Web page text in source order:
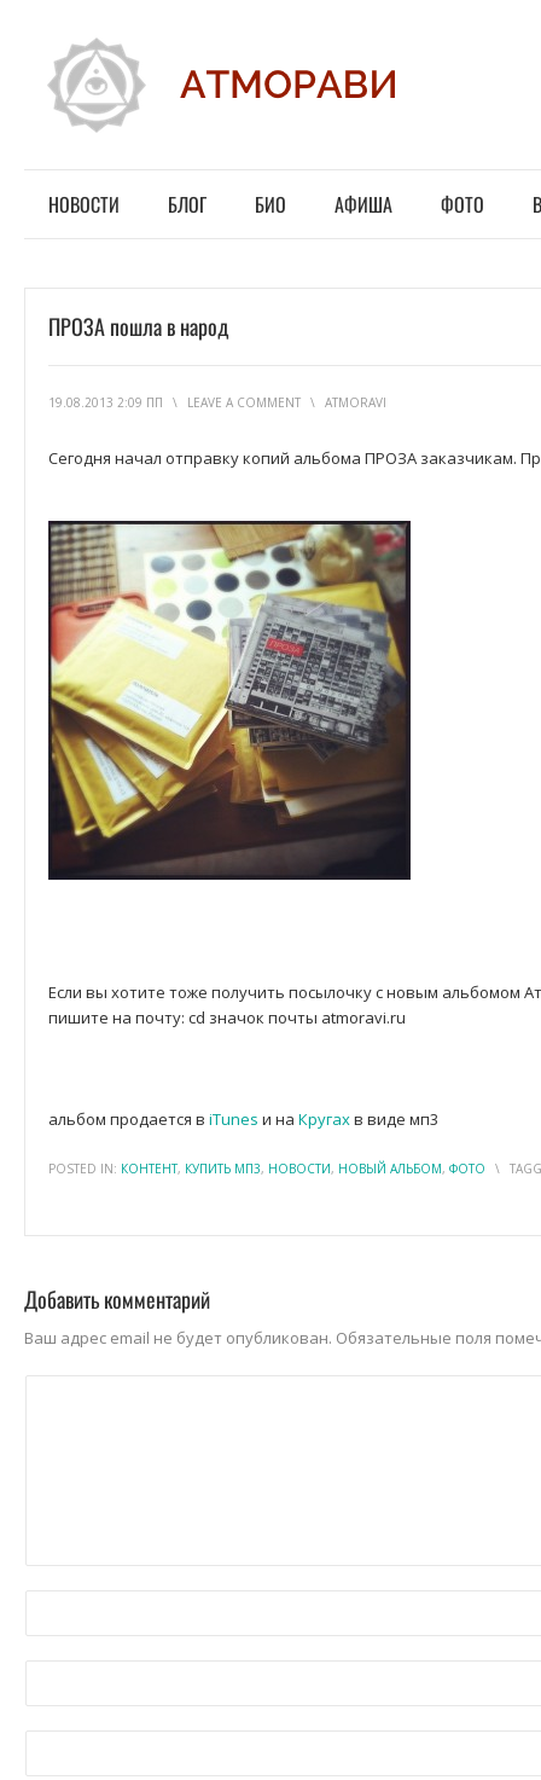
НОВОСТИ БЛОГ БИО АФИША ФОТО
ПРОЗА пошла в народ
19.08.2013 2:09 ПП \ LEAVE A COMMENT \ ATMORAVI
Сегодня начал отправку копий альбома ПРОЗА заказчикам.
Если вы хотите тоже получить посылочку с новым альбомом
пишите на почту: cd значок почты atmoravi.ru
альбом продается в iTunes и на Кругахв виде мп3
POSTED IN: КОНТЕНТ, КУПИТЬ МП3, НОВОСТИ, НОВЫЙ АЛЬБОМ, ФОТО \
Добавить комментарий
Ваш адрес email не будет опубликован. Обязательные поля